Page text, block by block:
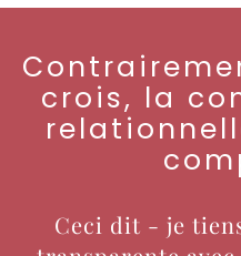
crois, la
Ceci dit - je